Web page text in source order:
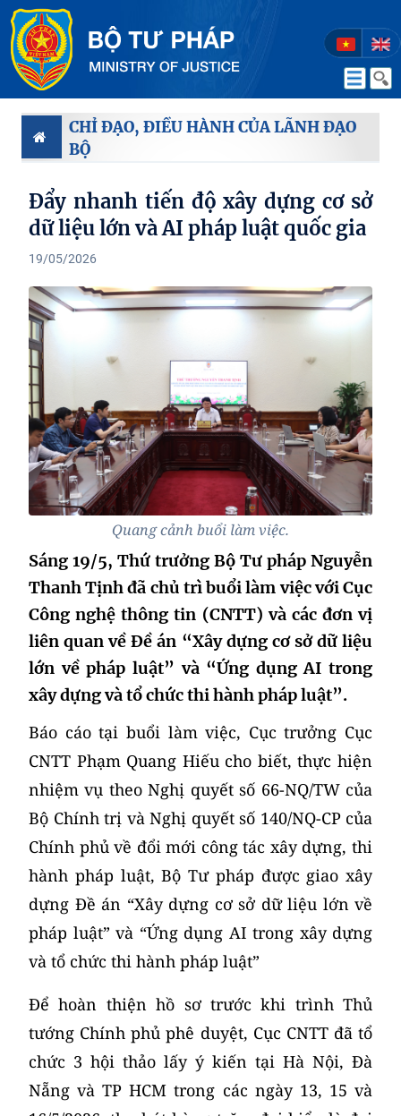
CHỈ ĐẠO, ĐIỀU HÀNH CỦA LÃNH ĐẠO
BỘ
Đẩy nhanh tiến độ xây dựng cơ sở
dữ liệu lớn và AI pháp luật quốc gia
19/05/2026
Quang cảnh buổi làm việc.
Sáng 19/5, Thứ trưởng Bộ Tư pháp Nguyễn
Thanh Tịnh đã chủ trì buổi làm việc với Cục
Công nghệ thông tin (CNTT) và các đơn vị
liên quan về Đề án “Xây dựng cơ sở dữ liệu
lớn về pháp luật” và “Ứng dụng AI trong
xây dựng và tổ chức thi hành pháp luật”.
Báo cáo tại buổi làm việc, Cục trưởng Cục
CNTT Phạm Quang Hiếu cho biết, thực hiện
nhiệm vụ theo Nghị quyết số 66-NQ/TW của
Bộ Chính trị và Nghị quyết số 140/NQ-CP của
Chính phủ về đổi mới công tác xây dựng, thi
hành pháp luật, Bộ Tư pháp được giao xây
dựng Đề án “Xây dựng cơ sở dữ liệu lớn về
pháp luật” và “Ứng dụng AI trong xây dựng
và tổ chức thi hành pháp luật”
Để hoàn thiện hồ sơ trước khi trình Thủ
tướng Chính phủ phê duyệt, Cục CNTT đã tổ
chức 3 hội thảo lấy ý kiến tại Hà Nội, Đà
Nẵng và TP HCM trong các ngày 13, 15 và